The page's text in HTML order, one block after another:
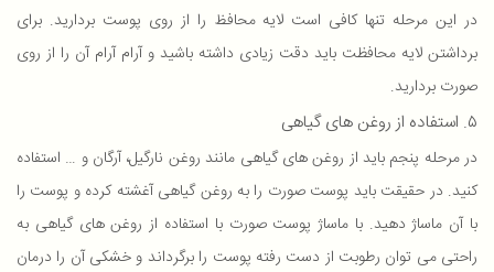
در این مرحله تنها کافی است لایه محافظ را از روی پوست بردارید. برای
برداشتن لایه محافظت باید دقت زیادی داشته باشید و آرام آرام آن را از روی
صورت بردارید.
۵. استفاده از روغن های گیاهی
در مرحله پنجم باید از روغن های گیاهی مانند روغن نارگیل، آرگان و … استفاده
کنید. در حقیقت باید پوست صورت را به روغن گیاهی آغشته کرده و پوست را
با آن ماساژ دهید. با ماساژ پوست صورت با استفاده از روغن های گیاهی به
راحتی می توان رطوبت از دست رفته پوست را برگرداند و خشکی آن را درمان